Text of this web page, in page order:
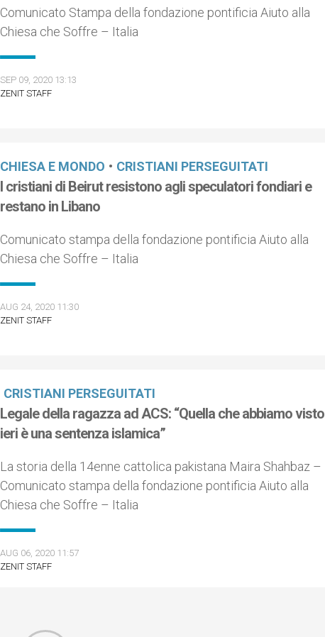
Comunicato Stampa della fondazione pontificia Aiuto alla
Chiesa che Soffre – Italia
SEP 09, 2020 13:13
ZENIT STAFF
CHIESA E MONDO • CRISTIANI PERSEGUITATI
I cristiani di Beirut resistono agli speculatori fondiari e
restano in Libano
Comunicato stampa della fondazione pontificia Aiuto alla
Chiesa che Soffre – Italia
AUG 24, 2020 11:30
ZENIT STAFF
CRISTIANI PERSEGUITATI
Legale della ragazza ad ACS: “Quella che abbiamo visto
ieri è una sentenza islamica”
La storia della 14enne cattolica pakistana Maira Shahbaz –
Comunicato stampa della fondazione pontificia Aiuto alla
Chiesa che Soffre – Italia
AUG 06, 2020 11:57
ZENIT STAFF